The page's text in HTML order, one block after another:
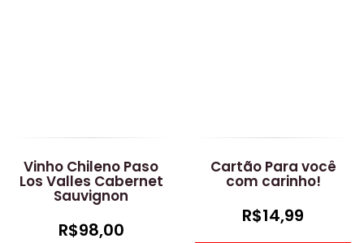
Vinho Chileno Paso
Los Valles Cabernet
Sauvignon
R$98,00
Cartão Para você
com carinho!
R$14,99